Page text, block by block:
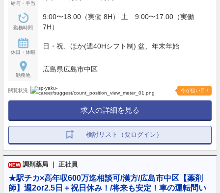
給与・手当
勤務時間
9:00〜18:00（実働 8H） 土 9:00〜17:00（実働
7H）
休日・休暇
日・祝、ほか(週40Hシフト制) 盆、年末年始
勤務地
広島県広島市中区
閲覧状況 今が狙い目！
求人の詳細を見る
検討リスト（要ログイン）
NEW 調剤薬局 ｜ 正社員
★駅チカ×高年収600万迄相談可/漢方/広島市中区【薬剤
師】週2or2.5日＋祝日休み！/将来も安定！車の運転問い